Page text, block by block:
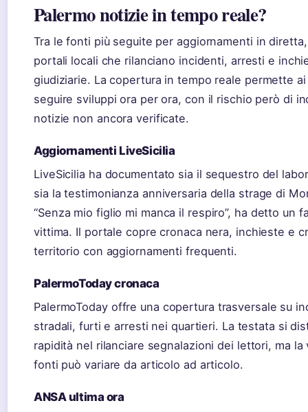
Palermo notizie in tempo reale?
Tra le fonti più seguite per aggiornamenti in
portali locali che rilanciano incidenti, arresti e
giudiziarie. La copertura in tempo reale permette
seguire sviluppi ora per ora, con il rischio però di
notizie non ancora verificate.
Aggiornamenti LiveSicilia
LiveSicilia ha documentato sia il sequestro del
sia la testimonianza anniversaria della strage di
“Senza mio figlio mi manca il respiro”, ha detto un
vittima. Il portale copre cronaca nera, inchieste e
territorio con aggiornamenti frequenti.
PalermoToday cronaca
PalermoToday offre una copertura trasversale su
stradali, furti e arresti nei quartieri. La testata si
rapidità nel rilanciare segnalazioni dei lettori, ma la
fonti può variare da articolo ad articolo.
ANSA ultima ora